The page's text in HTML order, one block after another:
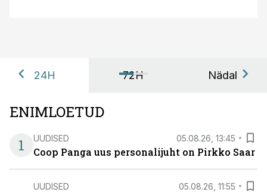
24H 72H Nädal
ENIMLOETUD
1
UUDISED 05.08.26, 13:45
Coop Panga uus personalijuht on Pirkko Saar
UUDISED 05.08.26, 11:55